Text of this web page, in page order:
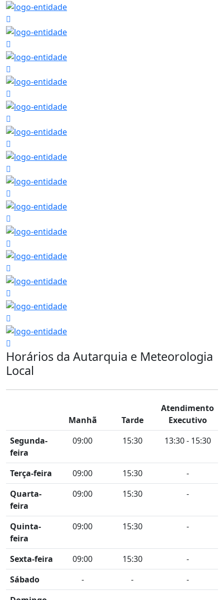
Horários da Autarquia e Meteorologia
Local
Manhã Tarde
Atendimento
Executivo
Segunda-
feira
09:00 15:30 13:30 - 15:30
Terça-feira 09:00 15:30
-
Quarta-
feira
09:00 15:30 -
Quinta-
feira
09:00 15:30 -
Sexta-feira 09:00 15:30
-
Sábado
- -
-